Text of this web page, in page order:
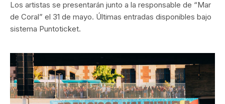
Los artistas se presentarán junto a la responsable de “Mar
de Coral” el 31 de mayo. Últimas entradas disponibles bajo
sistema Puntoticket.